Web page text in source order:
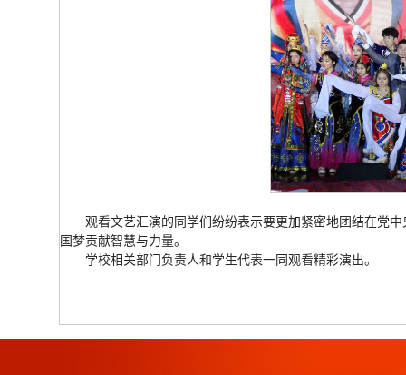
观看文艺汇演的同学们纷纷表示要更加紧密地团结在党
国梦贡献智慧与力量。
学校相关部门负责人和学生代表一同观看精彩演出。